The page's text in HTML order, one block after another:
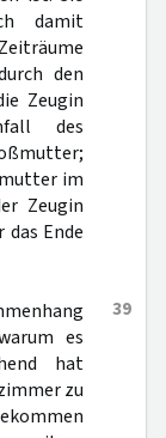
damit
den
Zeugin
des
im
Zeugin
Ende
39
es
hat
zu